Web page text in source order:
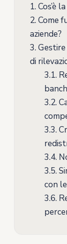
1.Cos’è
2.Come
aziende?
3.Gestire
di
3.1.
3.2.
3.3.
3.4.
3.5.
con
3.6.